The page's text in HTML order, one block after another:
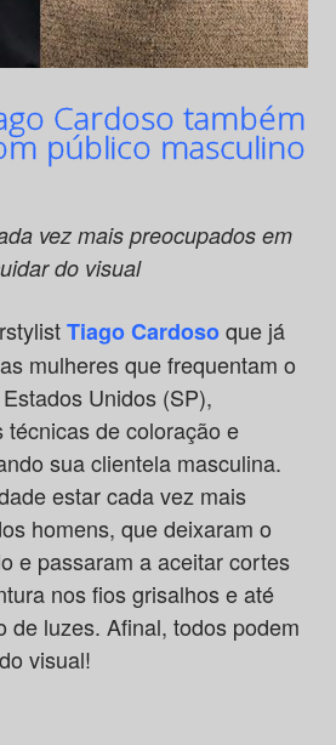
Cardoso também
público masculino
vez mais preocupados em
do visual
Tiago Cardosoque já
mulheres que frequentam o
Unidos (SP),
de coloração e
sua clientela masculina.
estar cada vez mais
homens, que deixaram o
e passaram a aceitar cortes
nos fios grisalhos e até
de luzes. Afinal, todos podem
visual!